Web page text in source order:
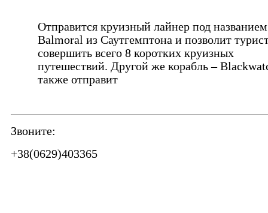
Отправится круизный лайнер под названием
Balmoral из Саутгемптона и позволит
совершить всего 8 коротких круизных
путешествий. Другой же корабль –
также отправит
Звоните:
+38(0629)403365